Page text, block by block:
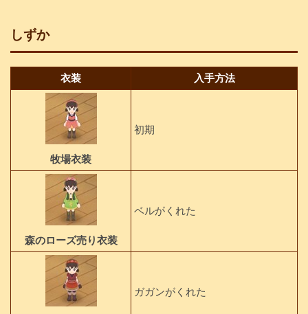
しずか
衣装 入手方法
牧場衣装
初期
森のローズ売り衣装
ベルがくれた
ガガンがくれた